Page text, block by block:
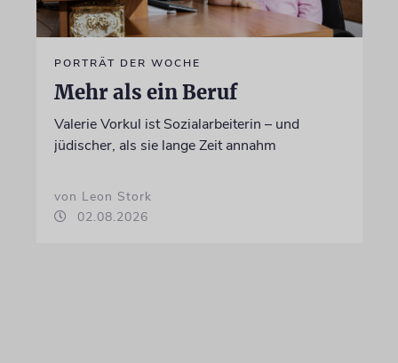
PORTRÄT DER WOCHE
Mehr als ein Beruf
Valerie Vorkul ist Sozialarbeiterin – und
jüdischer, als sie lange Zeit annahm
von Leon Stork
02.08.2026